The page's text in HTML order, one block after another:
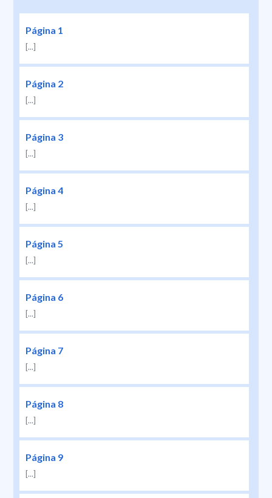
Página 1
[...]
Página 2
[...]
Página 3
[...]
Página 4
[...]
Página 5
[...]
Página 6
[...]
Página 7
[...]
Página 8
[...]
Página 9
[...]